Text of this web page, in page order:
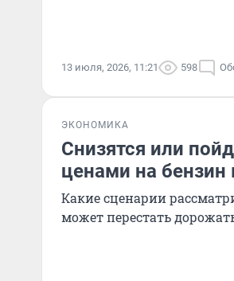
13 июля, 2026, 11:21 598
ЭКОНОМИКА
Снизятся или
ценами на
Какие сценарии
может перестать